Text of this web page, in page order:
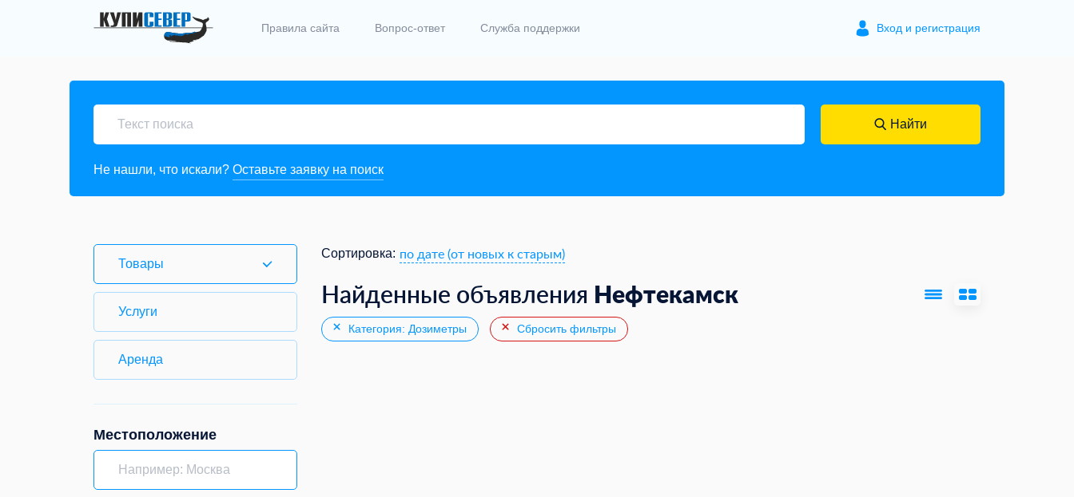
Правила сайта Вопрос-ответ Служба поддержки Вход и регистрация
Найти
Не нашли, что искали? Оставьте заявку на поиск
Товары
Услуги
Аренда
Местоположение
Сортировка: по дате (от новых к старым)
Найденные объявления Нефтекамск
Категория: Дозиметры Сбросить фильтры